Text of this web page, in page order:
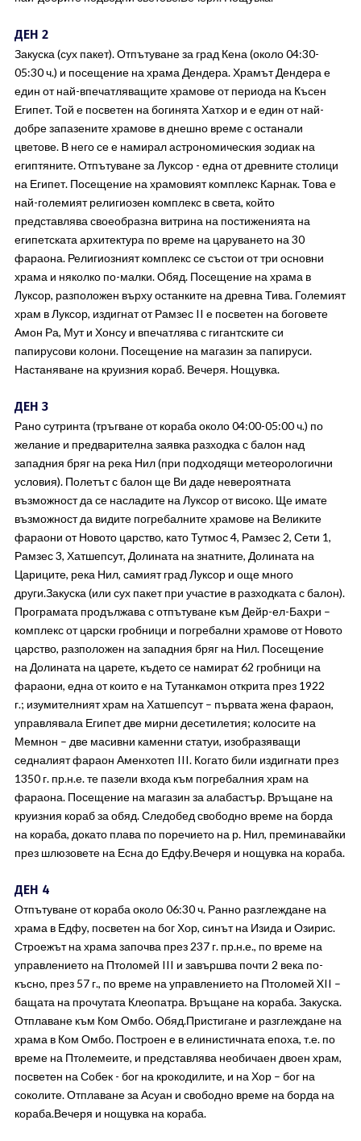
ДЕН 2
Закуска (сух пакет). Отпътуване за град Кена (около 04:30-
05:30 ч.) и посещение на храма Дендера. Храмът Дендера е
един от най-впечатляващите храмове от периода на Късен
Египет. Той е посветен на богинята Хатхор и е един от най-
добре запазените храмове в днешно време с останали
цветове. В него се е намирал астрономическия зодиак на
египтяните. Отпътуване за Луксор - една от древните столици
на Египет. Посещение на храмовият комплекс Карнак. Това е
най-големият религиозен комплекс в света, който
представлява своеобразна витрина на постиженията на
египетската архитектура по време на царуването на 30
фараона. Религиозният комплекс се състои от три основни
храма и няколко по-малки. Обяд. Посещение на храма в
Луксор, разположен върху останките на древна Тива. Големият
храм в Луксор, издигнат от Рамзес II е посветен на боговете
Амон Ра, Мут и Хонсу и впечатлява с гигантските си
папирусови колони. Посещение на магазин за папируси.
Настаняване на круизния кораб. Вечеря. Нощувка.
ДЕН 3
Рано сутринта (тръгване от кораба около 04:00-05:00 ч.) по
желание и предварителна заявка разходка с балон над
западния бряг на река Нил (при подходящи метеорологични
условия). Полетът с балон ще Ви даде невероятната
възможност да се насладите на Луксор от високо. Ще имате
възможност да видите погребалните храмове на Великите
фараони от Новото царство, като Тутмос 4, Рамзес 2, Сети 1,
Рамзес 3, Хатшепсут, Долината на знатните, Долината на
Цариците, река Нил, самият град Луксор и още много
други.Закуска (или сух пакет при участие в разходката с балон).
Програмата продължава с отпътуване към Дейр-ел-Бахри –
комплекс от царски гробници и погребални храмове от Новото
царство, разположен на западния бряг на Нил. Посещение
на Долината на царете, където се намират 62 гробници на
фараони, една от които е на Тутанкамон открита през 1922
г.; изумителният храм на Хатшепсут – първата жена фараон,
управлявала Египет две мирни десетилетия; колосите на
Мемнон – две масивни каменни статуи, изобразяващи
седналият фараон Аменхотеп III. Когато били издигнати през
1350 г. пр.н.е. те пазели входа към погребалния храм на
фараона. Посещение на магазин за алабастър. Връщане на
круизния кораб за обяд. Следобед свободно време на борда
на кораба, докато плава по поречието на р. Нил, преминавайки
през шлюзовете на Есна до Едфу.Вечеря и нощувка на кораба.
ДЕН 4
Отпътуване от кораба около 06:30 ч. Ранно разглеждане на
храма в Едфу, посветен на бог Хор, синът на Изида и Озирис.
Строежът на храма започва през 237 г. пр.н.е., по време на
управлението на Птоломей III и завършва почти 2 века по-
късно, през 57 г., по време на управлението на Птоломей XII –
бащата на прочутата Клеопатра. Връщане на кораба. Закуска.
Отплаване към Ком Омбо. Обяд.Пристигане и разглеждане на
храма в Ком Омбо. Построен е в елинистичната епоха, т.е. по
време на Птолемеите, и представлява необичаен двоен храм,
посветен на Собек - бог на крокодилите, и на Хор – бог на
соколите. Отплаване за Асуан и свободно време на борда на
кораба.Вечеря и нощувка на кораба.